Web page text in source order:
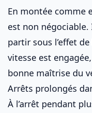
En montée comme
est non
partir sous l’effet
vitesse est
bonne maîtrise du
Arrêts prolongés
À l’arrêt pendant